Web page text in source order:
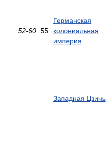
52-60 55
Германская
колониальная
империя
Западная Цзинь